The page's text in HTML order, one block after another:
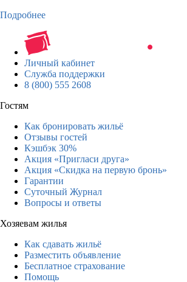
Подробнее
Личный кабинет
Служба поддержки
8 (800) 555 2608
Гостям
Как бронировать жильё
Отзывы гостей
Кэшбэк 30%
Акция «Пригласи друга»
Акция «Скидка на первую бронь»
Гарантии
Суточный Журнал
Вопросы и ответы
Хозяевам жилья
Как сдавать жильё
Разместить объявление
Бесплатное страхование
Помощь